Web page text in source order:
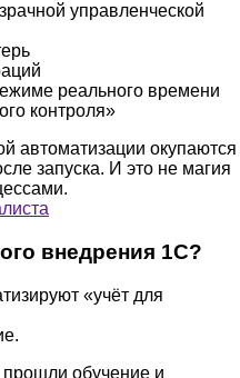
управленческой
реального времени
контроля»
автоматизации окупаются
запуска. И это не магия
внедрения 1С?
«учёт для
обучение и